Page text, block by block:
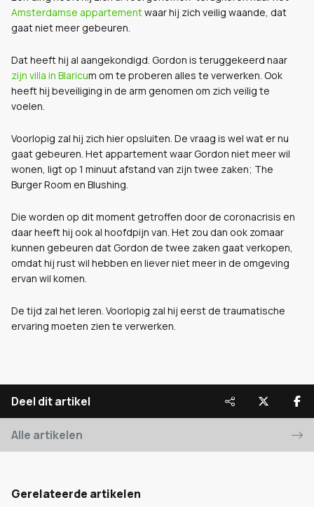
Amsterdamse appartementwaar hij zich veilig waande, dat
gaat niet meer gebeuren.
Dat heeft hij al aangekondigd. Gordon is teruggekeerd naar
zijn villa in Blaricum om te proberen alles te verwerken. Ook
heeft hij beveiliging in de arm genomen om zich veilig te
voelen.
Voorlopig zal hij zich hier opsluiten. De vraag is wel wat er nu
gaat gebeuren. Het appartement waar Gordon niet meer wil
wonen, ligt op 1 minuut afstand van zijn twee zaken; The
Burger Room en Blushing.
Die worden op dit moment getroffen door de coronacrisis en
daar heeft hij ook al hoofdpijn van. Het zou dan ook zomaar
kunnen gebeuren dat Gordon de twee zaken gaat verkopen,
omdat hij rust wil hebben en liever niet meer in de omgeving
ervan wil komen.
De tijd zal het leren. Voorlopig zal hij eerst de traumatische
ervaring moeten zien te verwerken.
Deel dit artikel
Alle artikelen
Gerelateerde artikelen